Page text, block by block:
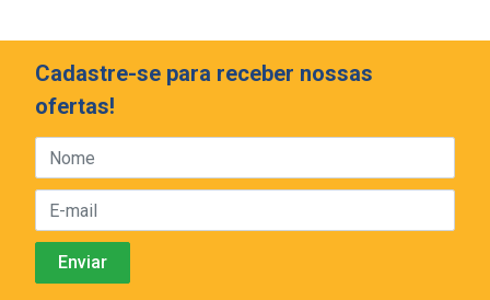
Cadastre-se para receber nossas
ofertas!